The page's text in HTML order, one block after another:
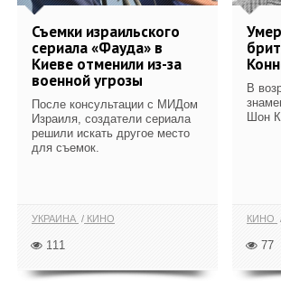
Съемки израильского
сериала «Фауда» в
Киеве отменили из-за
военной угрозы
После консультации с МИДом
Израиля, создатели сериала
решили искать другое место
для съемок.
УКРАИНА КИНО
111
В
Шон
КИНО
77